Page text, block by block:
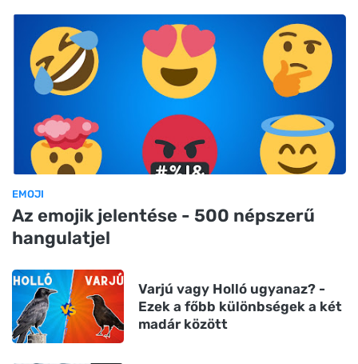
EMOJI
Az emojik jelentése - 500 népszerű
hangulatjel
Varjú vagy Holló ugyanaz? -
Ezek a főbb különbségek a két
madár között